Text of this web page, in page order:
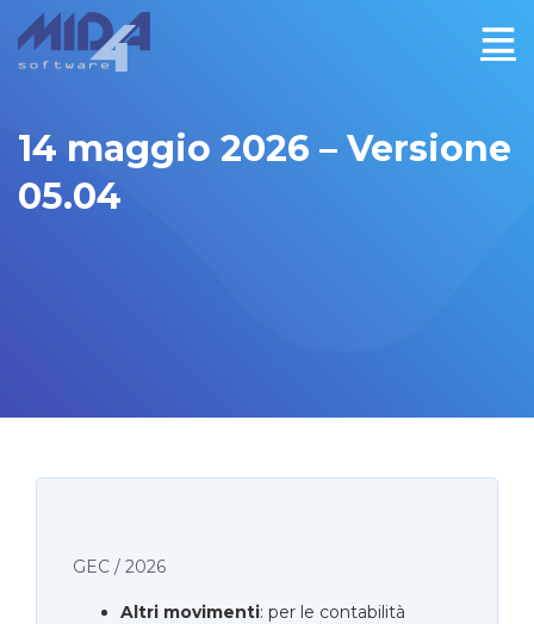
14 maggio 2026 – Versione
05.04
GEC / 2026
Altri movimenti: per le contabilità